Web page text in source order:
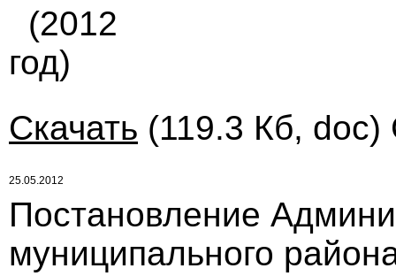
(2012
год)
Скачать (119.3 Кб, doc)
25.05.2012
Постановление
муниципального